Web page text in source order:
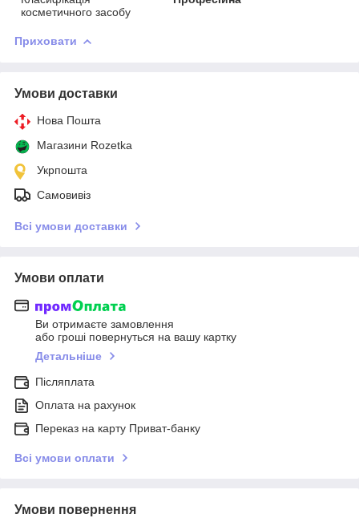
косметичного засобу
Приховати
Умови доставки
Нова Пошта
Магазини Rozetka
Укрпошта
Самовивіз
Всі умови доставки
Умови оплати
Ви отримаєте замовлення
або гроші повернуться на вашу картку
Детальніше
Післяплата
Оплата на рахунок
Переказ на карту Приват-банку
Всі умови оплати
Умови повернення